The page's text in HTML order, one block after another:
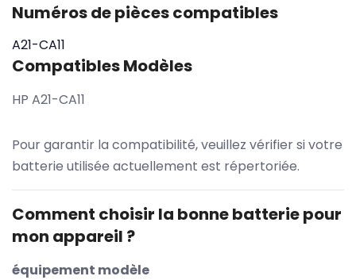
Numéros de pièces compatibles
A21-CA11
Compatibles Modèles
HP A21-CA11
Pour garantir la compatibilité, veuillez vérifier si votre
batterie utilisée actuellement est répertoriée.
Comment choisir la bonne batterie pour
mon appareil ?
équipement modèle